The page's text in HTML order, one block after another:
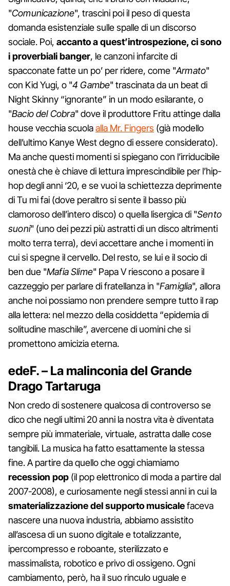
"Comunicazione", trascini poi il peso di questa
domanda esistenziale sulle spalle di un discorso
sociale. Poi, accanto a quest’introspezione, ci sono
i proverbiali banger, le canzoni infarcite di
spacconate fatte un po’ per ridere, come "Armato"
con Kid Yugi, o "4 Gambe" trascinata da un beat di
Night Skinny “ignorante” in un modo esilarante, o
"Bacio del Cobra" dove il produttore Fritu attinge dalla
house vecchia scuolaalla Mr. Fingers (già modello
dell’ultimo Kanye West degno di essere considerato).
Ma anche questi momenti si spiegano con l’irriducibile
onestà che è chiave di lettura imprescindibile per l’hip-
hop degli anni ‘20, e se vuoi la schiettezza deprimente
di Tu mi fai (dove peraltro si sente il basso più
clamoroso dell’intero disco) o quella lisergica di "Sento
suoni" (uno dei pezzi più astratti di un disco altrimenti
molto terra terra), devi accettare anche i momenti in
cui si spegne il cervello. Del resto, se lui e il socio di
ben due "Mafia Slime" Papa V riescono a posare il
cazzeggio per parlare di fratellanza in "Famiglia", allora
anche noi possiamo non prendere sempre tutto il rap
alla lettera: nel mezzo della cosiddetta “epidemia di
solitudine maschile”, avercene di uomini che si
promettono amicizia eterna.
edeF. – La malinconia del Grande
Drago Tartaruga
Non credo di sostenere qualcosa di controverso se
dico che negli ultimi 20 anni la nostra vita è diventata
sempre più immateriale, virtuale, astratta dalle cose
tangibili. La musica ha fatto esattamente la stessa
fine. A partire da quello che oggi chiamiamo
recession pop (il pop elettronico di moda a partire dal
2007-2008), e curiosamente negli stessi anni in cui la
smaterializzazione del supporto musicalefaceva
nascere una nuova industria, abbiamo assistito
all’ascesa di un suono digitale e totalizzante,
ipercompresso e roboante, sterilizzato e
massimalista, robotico e privo di ossigeno. Ogni
cambiamento, però, ha il suo rinculo uguale e